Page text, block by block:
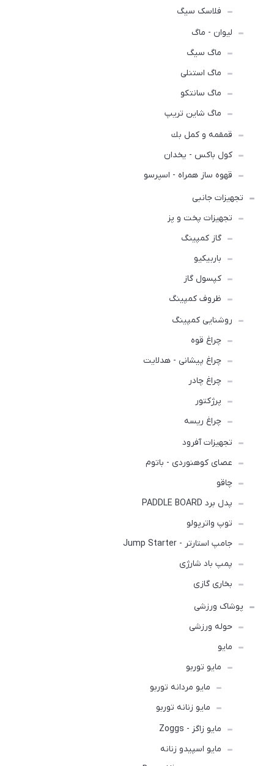
فلاسک سیگ
لیوان - ماگ
ماگ سیگ
ماگ استنلی
ماگ سانتکو
ماگ شاین تریپ
قمقمه و كمل بك
کول باکس - یخدان
قهوه ساز همراه - اسپرسو
تجهیزات جانبی
تجهیزات پخت و پز
گاز کمپینگ
باربیکیو
کپسول گاز
ظروف کمپینگ
روشنایی کمپینگ
چراغ قوه
چراغ پیشانی - هدلایت
چراغ چادر
پرژکتور
چراغ ریسه
تجهیزات آفرود
عصای کوهنوردی - باتوم
چاقو
پدل برد PADDLE BOARD
توپ واترپولو
جامپ استارتر - Jump Starter
پمپ باد شارژی
بخاری گازی
پوشاک ورزشی
حوله ورزشی
مايو
مایو توربو
مایو مردانه توربو
مایو زنانه توربو
مایو زاگز - Zoggs
مایو اسپیدو زنانه